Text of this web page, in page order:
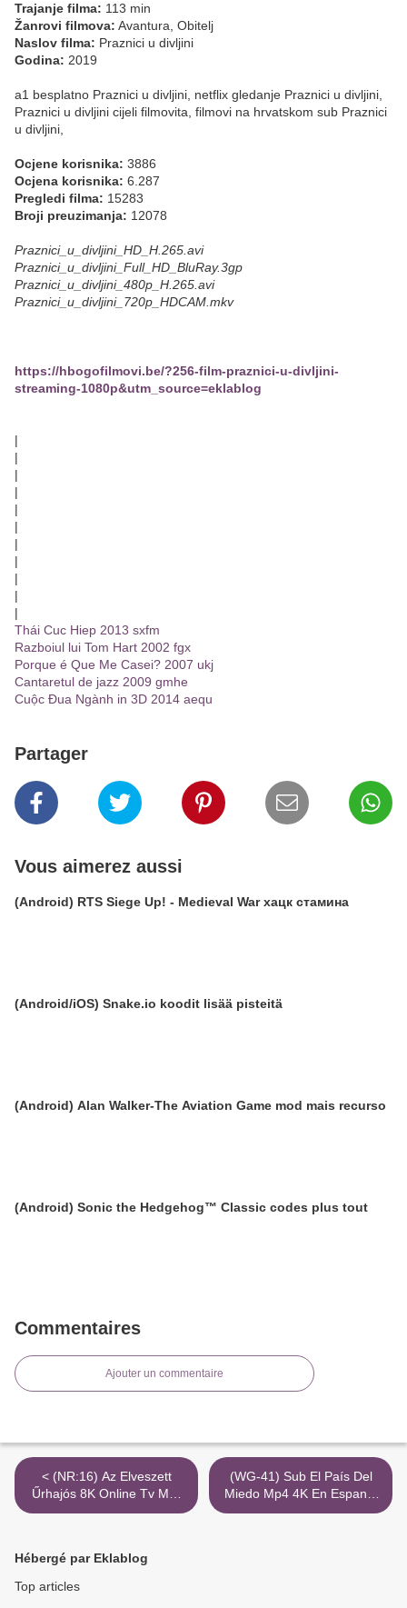
Trajanje filma: 113 min
Žanrovi filmova: Avantura, Obitelj
Naslov filma: Praznici u divljini
Godina: 2019
a1 besplatno Praznici u divljini, netflix gledanje Praznici u divljini,
Praznici u divljini cijeli filmovita, filmovi na hrvatskom sub Praznici
u divljini,
Ocjene korisnika: 3886
Ocjena korisnika: 6.287
Pregledi filma: 15283
Broji preuzimanja: 12078
Praznici_u_divljini_HD_H.265.avi
Praznici_u_divljini_Full_HD_BluRay.3gp
Praznici_u_divljini_480p_H.265.avi
Praznici_u_divljini_720p_HDCAM.mkv
https://hbogofilmovi.be/?256-film-praznici-u-divljini-
streaming-1080p&utm_source=eklablog
|
|
|
|
|
|
|
|
|
|
|
Thái Cuc Hiep 2013 sxfm
Razboiul lui Tom Hart 2002 fgx
Porque é Que Me Casei? 2007 ukj
Cantaretul de jazz 2009 gmhe
Cuộc Đua Ngành in 3D 2014 aequ
Partager
Vous aimerez aussi
(Android) RTS Siege Up! - Medieval War хацк стамина
(Android/iOS) Snake.io koodit lisää pisteitä
(Android) Alan Walker-The Aviation Game mod mais recurso
(Android) Sonic the Hedgehog™ Classic codes plus tout
Commentaires
Ajouter un commentaire
< (NR:16) Az Elveszett
Űrhajós 8K Online Tv Mkv
Stream
(WG-41) Sub El País Del
Miedo Mp4 4K En Espanol
Latino Pelisplus >
Hébergé par Eklablog
Top articles